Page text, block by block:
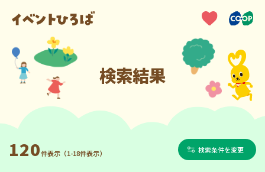
検索結果
120件表示（1-18件表示） 検索条件を変更